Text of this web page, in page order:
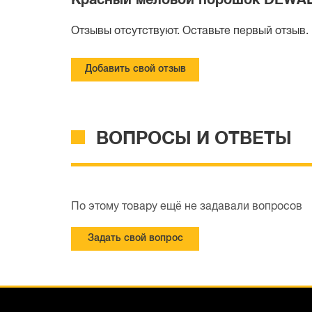
Отзывы отсутствуют. Оставьте первый отзыв.
Добавить свой отзыв
ВОПРОСЫ И ОТВЕТЫ
По этому товару ещё не задавали вопросов
Задать свой вопрос